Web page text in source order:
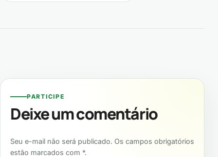
PARTICIPE
Deixe um comentário
Seu e-mail não será publicado. Os campos obrigatórios
estão marcados com *.